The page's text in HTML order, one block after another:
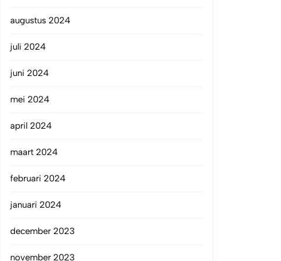
augustus 2024
juli 2024
juni 2024
mei 2024
april 2024
maart 2024
februari 2024
januari 2024
december 2023
november 2023